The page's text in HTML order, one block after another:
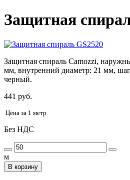
Защитная
Защитная спираль Camozzi,
мм, внутренний диаметр: 21 мм,
черный.
441 руб.
Цена за 1 метр
Без НДС
м
В корзину